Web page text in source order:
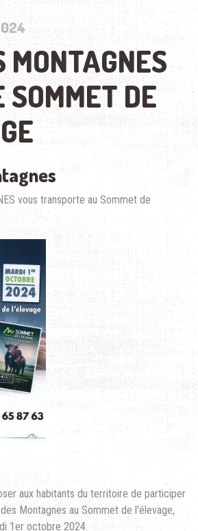
MONTAGNES
SOMMET DE
vous transporte au Sommet de
aux habitants du territoire de participer
Montagnes au Sommet de l'élevage,
1er octobre 2024.